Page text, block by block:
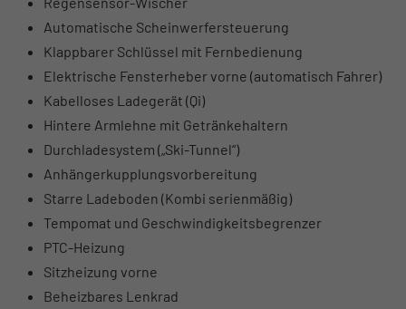
Automatische Scheinwerfersteuerung
Klappbarer Schlüssel mit Fernbedienung
Elektrische Fensterheber vorne (automatisch Fahrer)
Kabelloses Ladegerät (Qi)
Hintere Armlehne mit Getränkehaltern
Durchladesystem („Ski-Tunnel“)
Anhängerkupplungsvorbereitung
Starre Ladeboden (Kombi serienmäßig)
Tempomat und Geschwindigkeitsbegrenzer
PTC-Heizung
Sitzheizung vorne
Beheizbares Lenkrad